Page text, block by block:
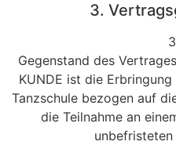
3.
Gegenstand des
KUNDE ist die
Tanzschule bezogen auf
die Teilnahme an